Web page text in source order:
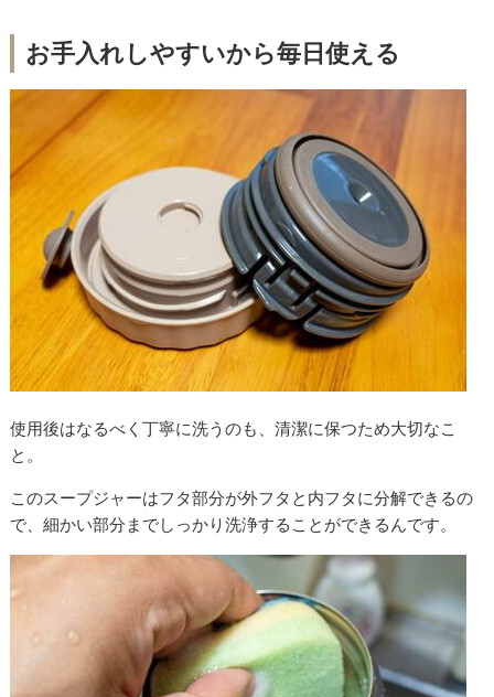
お手入れしやすいから毎日使える
使用後はなるべく丁寧に洗うのも、清潔に保つため大切なこ
と。
このスープジャーはフタ部分が外フタと内フタに分解できるの
で、細かい部分までしっかり洗浄することができるんです。